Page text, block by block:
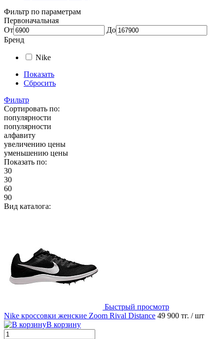
Фильтр по параметрам
Первоначальная
От
До
Бренд
Nike
Показать
Сбросить
Фильтр
Сортировать по:
популярности
популярности
алфавиту
увеличению цены
уменьшению цены
Показать по:
30
30
60
90
Вид каталога:
Быстрый просмотр
Nike кроссовки женские Zoom Rival Distance 49 900 тг. / шт
В корзину